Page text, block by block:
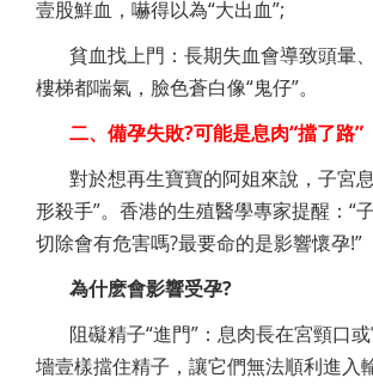
壹股鮮血，嚇得以為“大出血”;
貧血找上門：長期失血會導致頭暈
樓梯都喘氣，臉色蒼白像“鬼仔”。
二、備孕失敗?可能是息肉“擋了路”
對於想再生寶寶的阿姐來說，子宮
形殺手”。香港的生殖醫學專家提醒：“
切除會有危害嗎?最要命的是影響懷孕!”
為什麽會影響受孕?
阻礙精子“進門”：息肉長在宮頸口
墻壹樣擋住精子，讓它們無法順利進入